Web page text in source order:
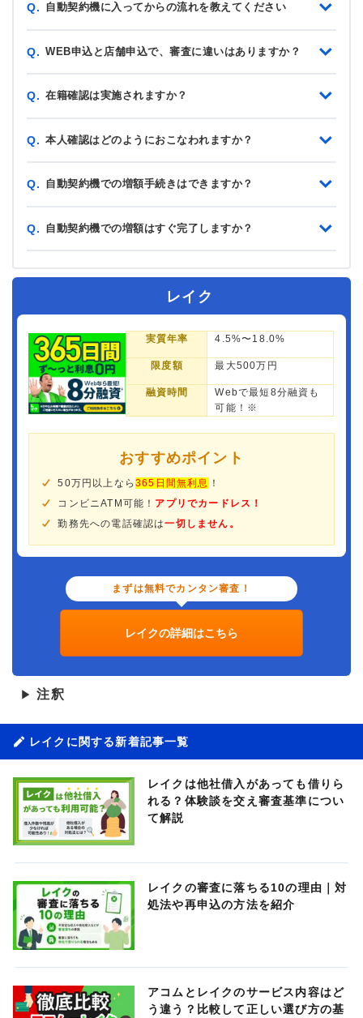
Q. 自動契約機に入ってからの流れを教えてください
Q. WEB申込と店舗申込で、審査に違いはありますか？
Q. 在籍確認は実施されますか？
Q. 本人確認はどのようにおこなわれますか？
Q. 自動契約機での増額手続きはできますか？
Q. 自動契約機での増額はすぐ完了しますか？
レイク
実質年率 4.5%〜18.0%
限度額 最大500万円
融資時間
Webで最短8分融資も
可能！※
おすすめポイント
50万円以上なら365日間無利息
！
コンビニATM可能！ アプリでカードレス！
勤務先への電話確認は一切しません。
まずは無料でカンタン審査！
レイクの詳細はこちら
▶ 注釈
レイクに関する新着記事一覧
レイクは他社借入があっても借りら
れる？体験談を交え審査基準につい
て解説
レイクの審査に落ちる10の理由｜対
処法や再申込の方法を紹介
アコムとレイクのサービス内容はど
う違う？比較して正しい選び方の基